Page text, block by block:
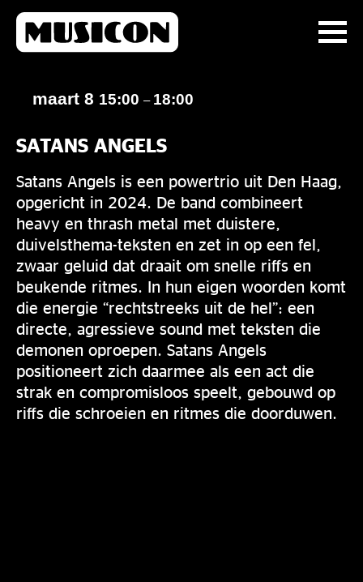
maart 8 15:00 – 18:00
SATANS ANGELS
Satans Angels is een powertrio uit Den Haag,
opgericht in 2024. De band combineert
heavy en thrash metal met duistere,
duivelsthema-teksten en zet in op een fel,
zwaar geluid dat draait om snelle riffs en
beukende ritmes. In hun eigen woorden komt
die energie “rechtstreeks uit de hel”: een
directe, agressieve sound met teksten die
demonen oproepen. Satans Angels
positioneert zich daarmee als een act die
strak en compromisloos speelt, gebouwd op
riffs die schroeien en ritmes die doorduwen.